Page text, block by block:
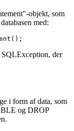
objekt, som
med:
SQLException, der
i form af data, som
og DROP